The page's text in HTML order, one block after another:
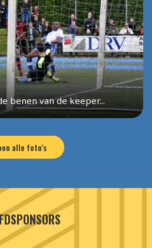
benen van de keeper...
alle foto's